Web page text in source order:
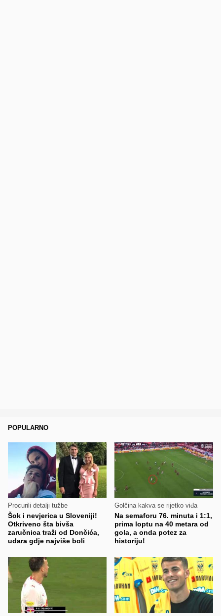
POPULARNO
Procurili detalji tužbe
Šok i nevjerica u Sloveniji!
Otkriveno šta bivša
zaručnica traži od Dončića,
udara gdje najviše boli
Golčina kakva se rijetko viđa
Na semaforu 76. minuta i 1:1,
prima loptu na 40 metara od
gola, a onda potez za
historiju!